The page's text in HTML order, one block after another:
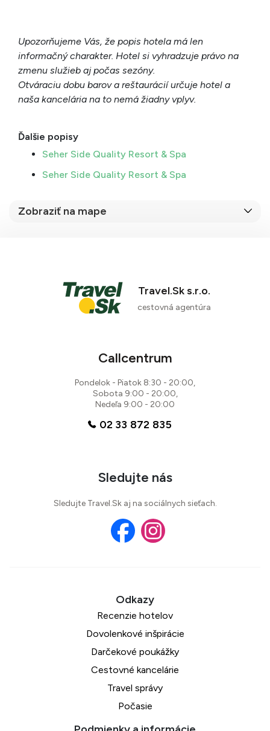
Upozorňujeme Vás, že popis hotela má len
informačný charakter. Hotel si vyhradzuje právo na
zmenu služieb aj počas sezóny.
Otváraciu dobu barov a reštaurácií určuje hotel a
naša kancelária na to nemá žiadny vplyv.
Ďalšie popisy
Seher Side Quality Resort & Spa
Seher Side Quality Resort & Spa
Zobraziť na mape
Travel.Sk s.r.o.
cestovná agentúra
Callcentrum
Pondelok - Piatok 8:30 - 20:00,
Sobota 9:00 - 20:00,
Nedeľa 9:00 - 20:00
02 33 872 835
Sledujte nás
Sledujte Travel.Sk aj na sociálnych sieťach.
Recenzie hotelov
Dovolenkové inšpirácie
Darčekové poukážky
Cestovné kancelárie
Travel správy
Počasie